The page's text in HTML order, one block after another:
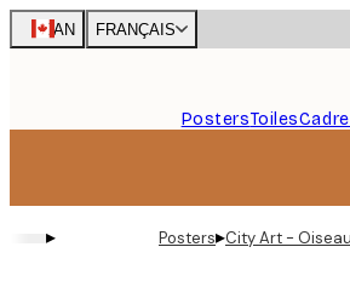
Skip
to
CAN FRANÇAIS
PostersToiles
▸ Posters▸City Art -